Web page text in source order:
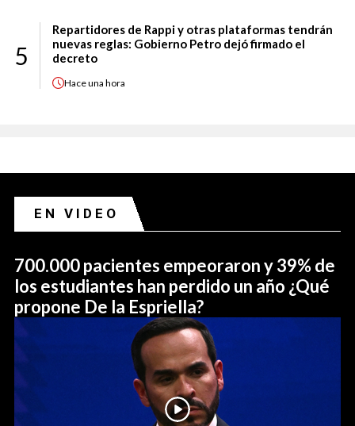
5
Repartidores de Rappi y otras plataformas tendrán
nuevas reglas: Gobierno Petro dejó firmado el
decreto
Haceuna hora
EN VIDEO
700.000 pacientes empeoraron y 39% de
los estudiantes han perdido un año ¿Qué
propone De la Espriella?